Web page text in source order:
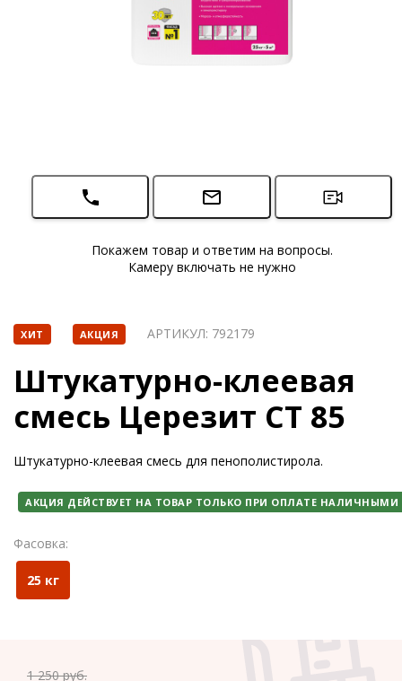
Покажем товар и ответим на вопросы.
Камеру включать не нужно
ХИТ АКЦИЯ АРТИКУЛ: 792179
Штукатурно-клеевая
смесь Церезит CT 85
Штукатурно-клеевая смесь для пенополистирола.
АКЦИЯ ДЕЙСТВУЕТ НА ТОВАР ТОЛЬКО ПРИ ОПЛАТЕ НАЛИЧНЫМИ
Фасовка:
25 кг
1 250руб.